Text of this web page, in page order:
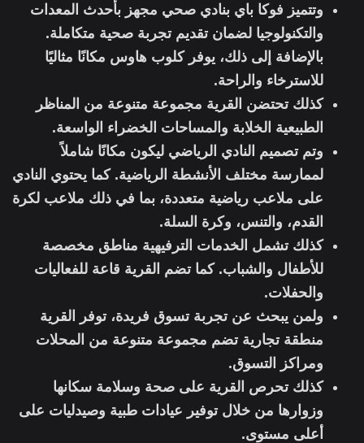
وتتميز فوكا باي بنادي صحي مجهز بأحدث المعدات
والتكنولوجيا لضمان تقديم تجربة صحية متكاملة.
بالإضافة إلى ذلك، يوفر كلوب هاوس مكانًا مثاليًا
للاسترخاء والراحة.
كذلك تحتضن القرية مجموعة متنوعة من المناظر
الطبيعية الخلابة والمساحات الخضراء الواسعة.
وتم تصميم النادي الرياضي ليكون مكانًا شاملاً
لممارسة مختلف الأنشطة الرياضية. كما يحتوي النادي
على ملاعب رياضية متعددة، بما في ذلك ملاعب لكرة
القدم، والتنس، وكرة السلة.
كذلك تشمل الخدمات الترفيهية مناطق مخصصة
للأطفال والشباب. كما تضم القرية قاعة للفعاليات
والحفلات.
ولمن يبحث عن تجربة تسوق فريدة، توفر القرية
منطقة تجارية تضم مجموعة متنوعة من المحلات
ومراكز التسوق.
كذلك تحرص القرية على صحة وسلامة سكانها
وزوارها من خلال توفير عيادات طبية وصيدليات على
أعلى مستوى.